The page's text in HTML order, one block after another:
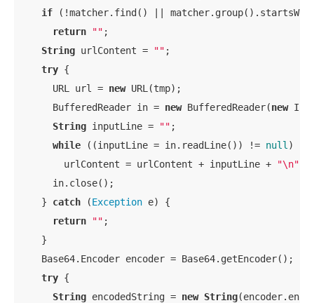
if (!matcher.find() ||
return
"" ;
String urlContent = "" ;
try {
      URL url =
new URL(tmp);
      BufferedReader in =
new BufferedReader(new
String inputLine = "" ;
while ((inputLine = in.readLine()) != null )
        urlContent = urlContent + inputLine +
"\n"
      in.close();
    }
catch (Exception e) {
return
"" ;
    }
    Base64.Encoder encoder = Base64.getEncoder();
try {
String encodedString = new String